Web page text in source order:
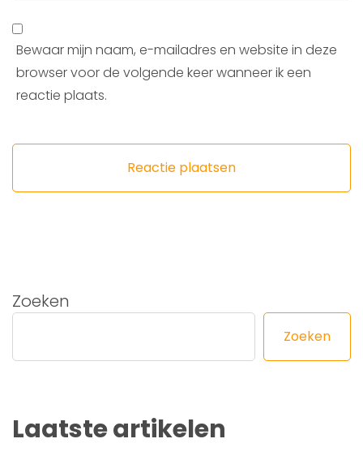
Bewaar mijn naam, e-mailadres en website in deze
browser voor de volgende keer wanneer ik een
reactie plaats.
Zoeken
Zoeken
Laatste artikelen